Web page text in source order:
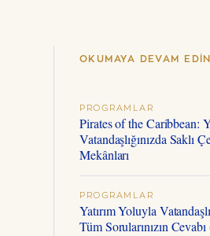
OKUMAYA DEVAM EDIN
PROGRAMLAR
Pirates of the Caribbean:
Vatandaşlığınızda Saklı
Mekânları
PROGRAMLAR
Yatırım Yoluyla
Tüm Sorularınızın